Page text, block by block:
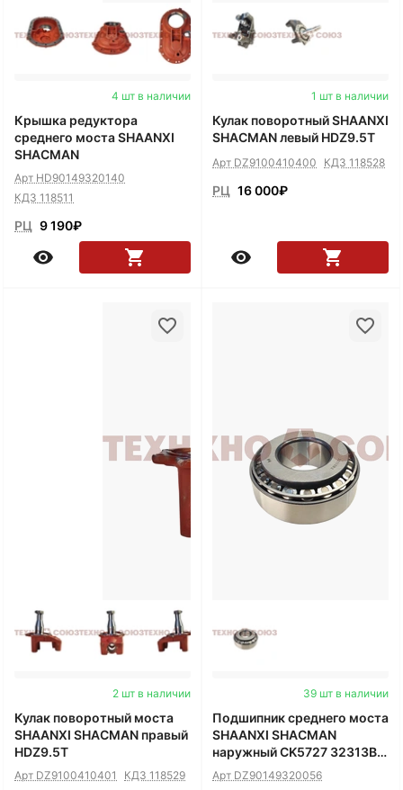
4 шт в наличии
Крышка редуктора
среднего моста SHAANXI
SHACMAN
Арт HD90149320140
КДЗ 118511
РЦ 9 190₽
1 шт в наличии
Кулак поворотный SHAANXI
SHACMAN левый HDZ9.5T
Арт DZ9100410400 КДЗ 118528
РЦ 16 000₽
2 шт в наличии
Кулак поворотный моста
SHAANXI SHACMAN правый
HDZ9.5T
Арт DZ9100410401 КДЗ 118529
39 шт в наличии
Подшипник среднего моста
SHAANXI SHACMAN
наружный CK5727 32313BX
Malang
Арт DZ90149320056